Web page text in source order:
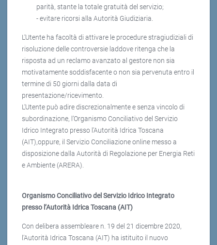
parità, stante la totale gratuità del servizio;
- evitare ricorsi alla Autorità Giudiziaria.
L’Utente ha facoltà di attivare le procedure stragiudiziali di
risoluzione delle controversie laddove ritenga che la
risposta ad un reclamo avanzato al gestore non sia
motivatamente soddisfacente o non sia pervenuta entro il
termine di 50 giorni dalla data di
presentazione/ricevimento.
L’Utente può adire discrezionalmente e senza vincolo di
subordinazione, l’Organismo Conciliativo del Servizio
Idrico Integrato presso l’Autorità Idrica Toscana
(AIT),oppure, il Servizio Conciliazione online messo a
disposizione dalla Autorità di Regolazione per Energia Reti
e Ambiente (ARERA).
Organismo Conciliativo del Servizio Idrico Integrato
presso l’Autorità Idrica Toscana (AIT)
Con delibera assembleare n. 19 del 21 dicembre 2020,
l’Autorità Idrica Toscana (AIT) ha istituito il nuovo